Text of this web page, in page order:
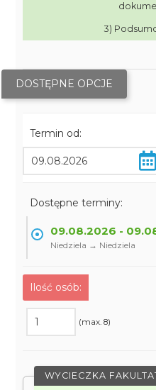
3)
DOSTĘPNE OPCJE
Termin od:
Dostępne terminy:
09.08.2026 -
Niedziela → Niedziela
Ilość osób:
(max. 8)
WYCIECZKA